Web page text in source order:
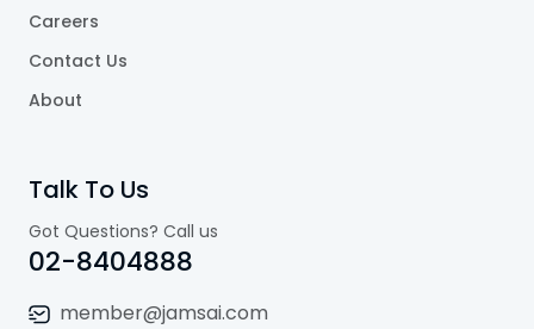
Careers
Contact Us
About
Talk To Us
Got Questions? Call us
02-8404888
member@jamsai.com